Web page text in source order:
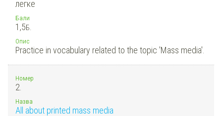
легке
Бали
1,5Б.
Опис
Practice in vocabulary related to the topic 'Mass media'.
Номер
2.
Назва
All about printed mass media